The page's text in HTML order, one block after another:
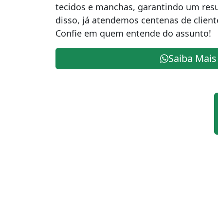
tecidos e manchas, garantindo um
disso, já atendemos centenas de
Confie em quem entende do assunto!
Saiba Mais